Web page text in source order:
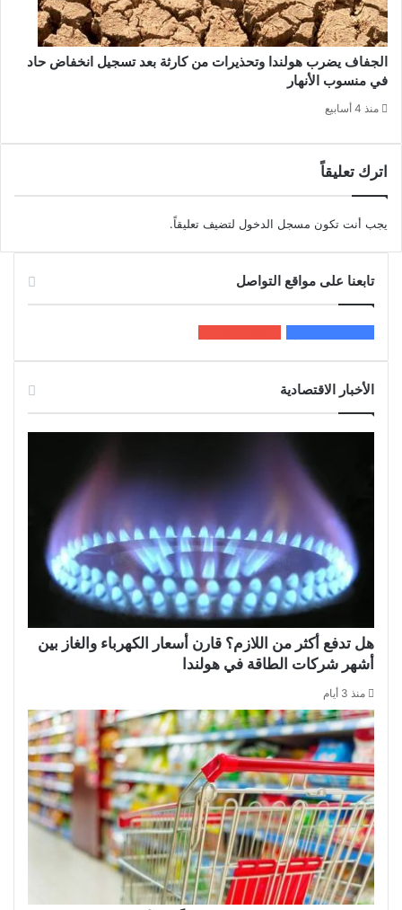
الجفاف يضرب هولندا وتحذيرات من كارثة بعد تسجيل انخفاض حاد
في منسوب الأنهار
منذ 4 أسابيع
اترك تعليقاً
يجب أنت تكون مسجل الدخول لتضيف تعليقاً.
تابعنا على مواقع التواصل
الأخبار الاقتصادية
هل تدفع أكثر من اللازم؟ قارن أسعار الكهرباء والغاز بين
أشهر شركات الطاقة في هولندا
منذ 3 أيام